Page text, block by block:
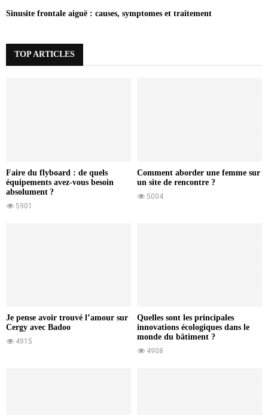
Sinusite frontale aiguë : causes, symptomes et traitement
TOP ARTICLES
Faire du flyboard : de quels
équipements avez-vous besoin
absolument ?
5901
Comment aborder une femme sur
un site de rencontre ?
5004
Je pense avoir trouvé l’amour sur
Cergy avec Badoo
4915
Quelles sont les principales
innovations écologiques dans le
monde du bâtiment ?
4908